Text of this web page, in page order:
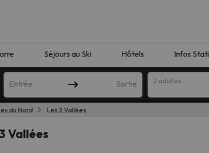
Séjours au Ski Hôtels Infos
Entrée Sortie 2 adultes
du Nord Les 3 Vallées
Vallées